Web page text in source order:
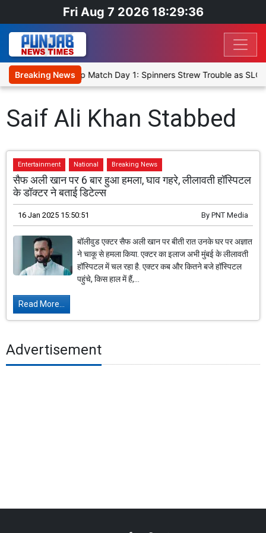
Fri Aug 7 2026 18:29:36
Breaking News
XI, Warm-Up Match Day 1: Spinners Strew Trouble as SLC
Saif Ali Khan Stabbed
Entertainment National Breaking News
सैफ अली खान पर 6 बार हुआ हमला, घाव गहरे, लीलावती हॉस्पिटल
के डॉक्टर ने बताई डिटेल्स
16 Jan 2025 15:50:51 By PNT Media
बॉलीवुड एक्टर सैफ अली खान पर बीती रात उनके घर पर अज्ञात
ने चाकू से हमला किया. एक्टर का इलाज अभी मुंबई के लीलावती
हॉस्पिटल में चल रहा है. एक्टर कब और कितने बजे हॉस्पिटल
पहुंचे, किस हाल में हैं,...
Read More...
Advertisement